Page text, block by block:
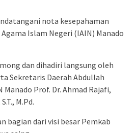
nota kesepahaman
Islam Negeri (IAIN) Manado
dan dihadiri langsung oleh
Sekretaris Daerah Abdullah
Prof. Dr. Ahmad Rajafi,
M.Pd.
bagian dari visi besar Pemkab